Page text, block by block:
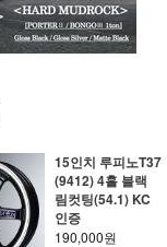
15인치 루피노T37
(9412) 4홀 블랙
림컷팅(54.1) KC
인증
190,000원